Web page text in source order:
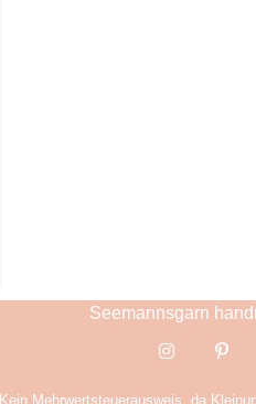
Seemannsgarn
Kein Mehrwertsteuerausweis, da